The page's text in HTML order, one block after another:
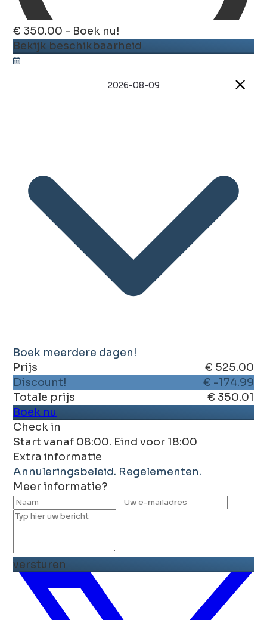
€ 350.00 - Boek nu!
Bekijk beschikbaarheid
2026-08-09
Boek meerdere dagen!
Prijs
€ 525.00
Discount!
€ -174.99
Totale prijs
€ 350.01
Boek nu
Check in
Start vanaf 08:00. Eind voor 18:00
Extra informatie
Annuleringsbeleid. Regelementen.
Meer informatie?
versturen